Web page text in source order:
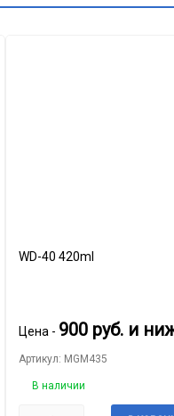
WD-40 420ml
Цена - 900 руб. и
Артикул: MGM435
В наличии